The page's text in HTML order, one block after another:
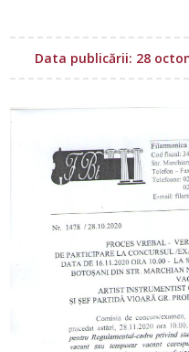
Data publicării: 28